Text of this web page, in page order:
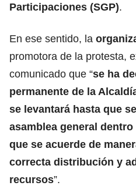
Participaciones (SGP).
En ese sentido, la
promotora de la protesta,
comunicado que “se ha
permanente de la
se levantará hasta que
asamblea general
que se acuerde de
correcta distribución y
recursos”.